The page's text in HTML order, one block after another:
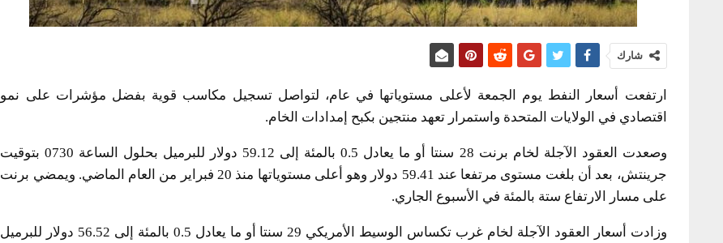
شارك
ارتفعت أسعار النفط يوم الجمعة لأعلى مستوياتها في عام، لتواصل تسجيل مكاسب قوية بفضل مؤشرات على نمو
اقتصادي في الولايات المتحدة واستمرار تعهد منتجين بكبح إمدادات الخام.
وصعدت العقود الآجلة لخام برنت 28 سنتا أو ما يعادل 0.5 بالمئة إلى 59.12 دولار للبرميل بحلول الساعة 0730 بتوقيت
جرينتش، بعد أن بلغت مستوى مرتفعا عند 59.41 دولار وهو أعلى مستوياتها منذ 20 فبراير من العام الماضي. ويمضي برنت
على مسار الارتفاع ستة بالمئة في الأسبوع الجاري.
وزادت أسعار العقود الآجلة لخام غرب تكساس الوسيط الأمريكي 29 سنتا أو ما يعادل 0.5 بالمئة إلى 56.52 دولار للبرميل